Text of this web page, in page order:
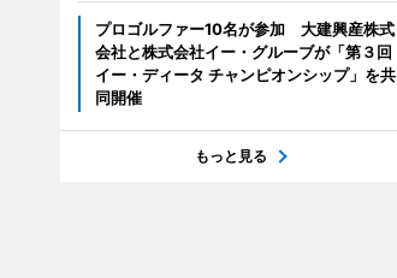
プロゴルファー10名が参加 大建興産株式
会社と株式会社イー・グルーブが「第３回
イー・ディータ チャンピオンシップ」を共
同開催
もっと見る